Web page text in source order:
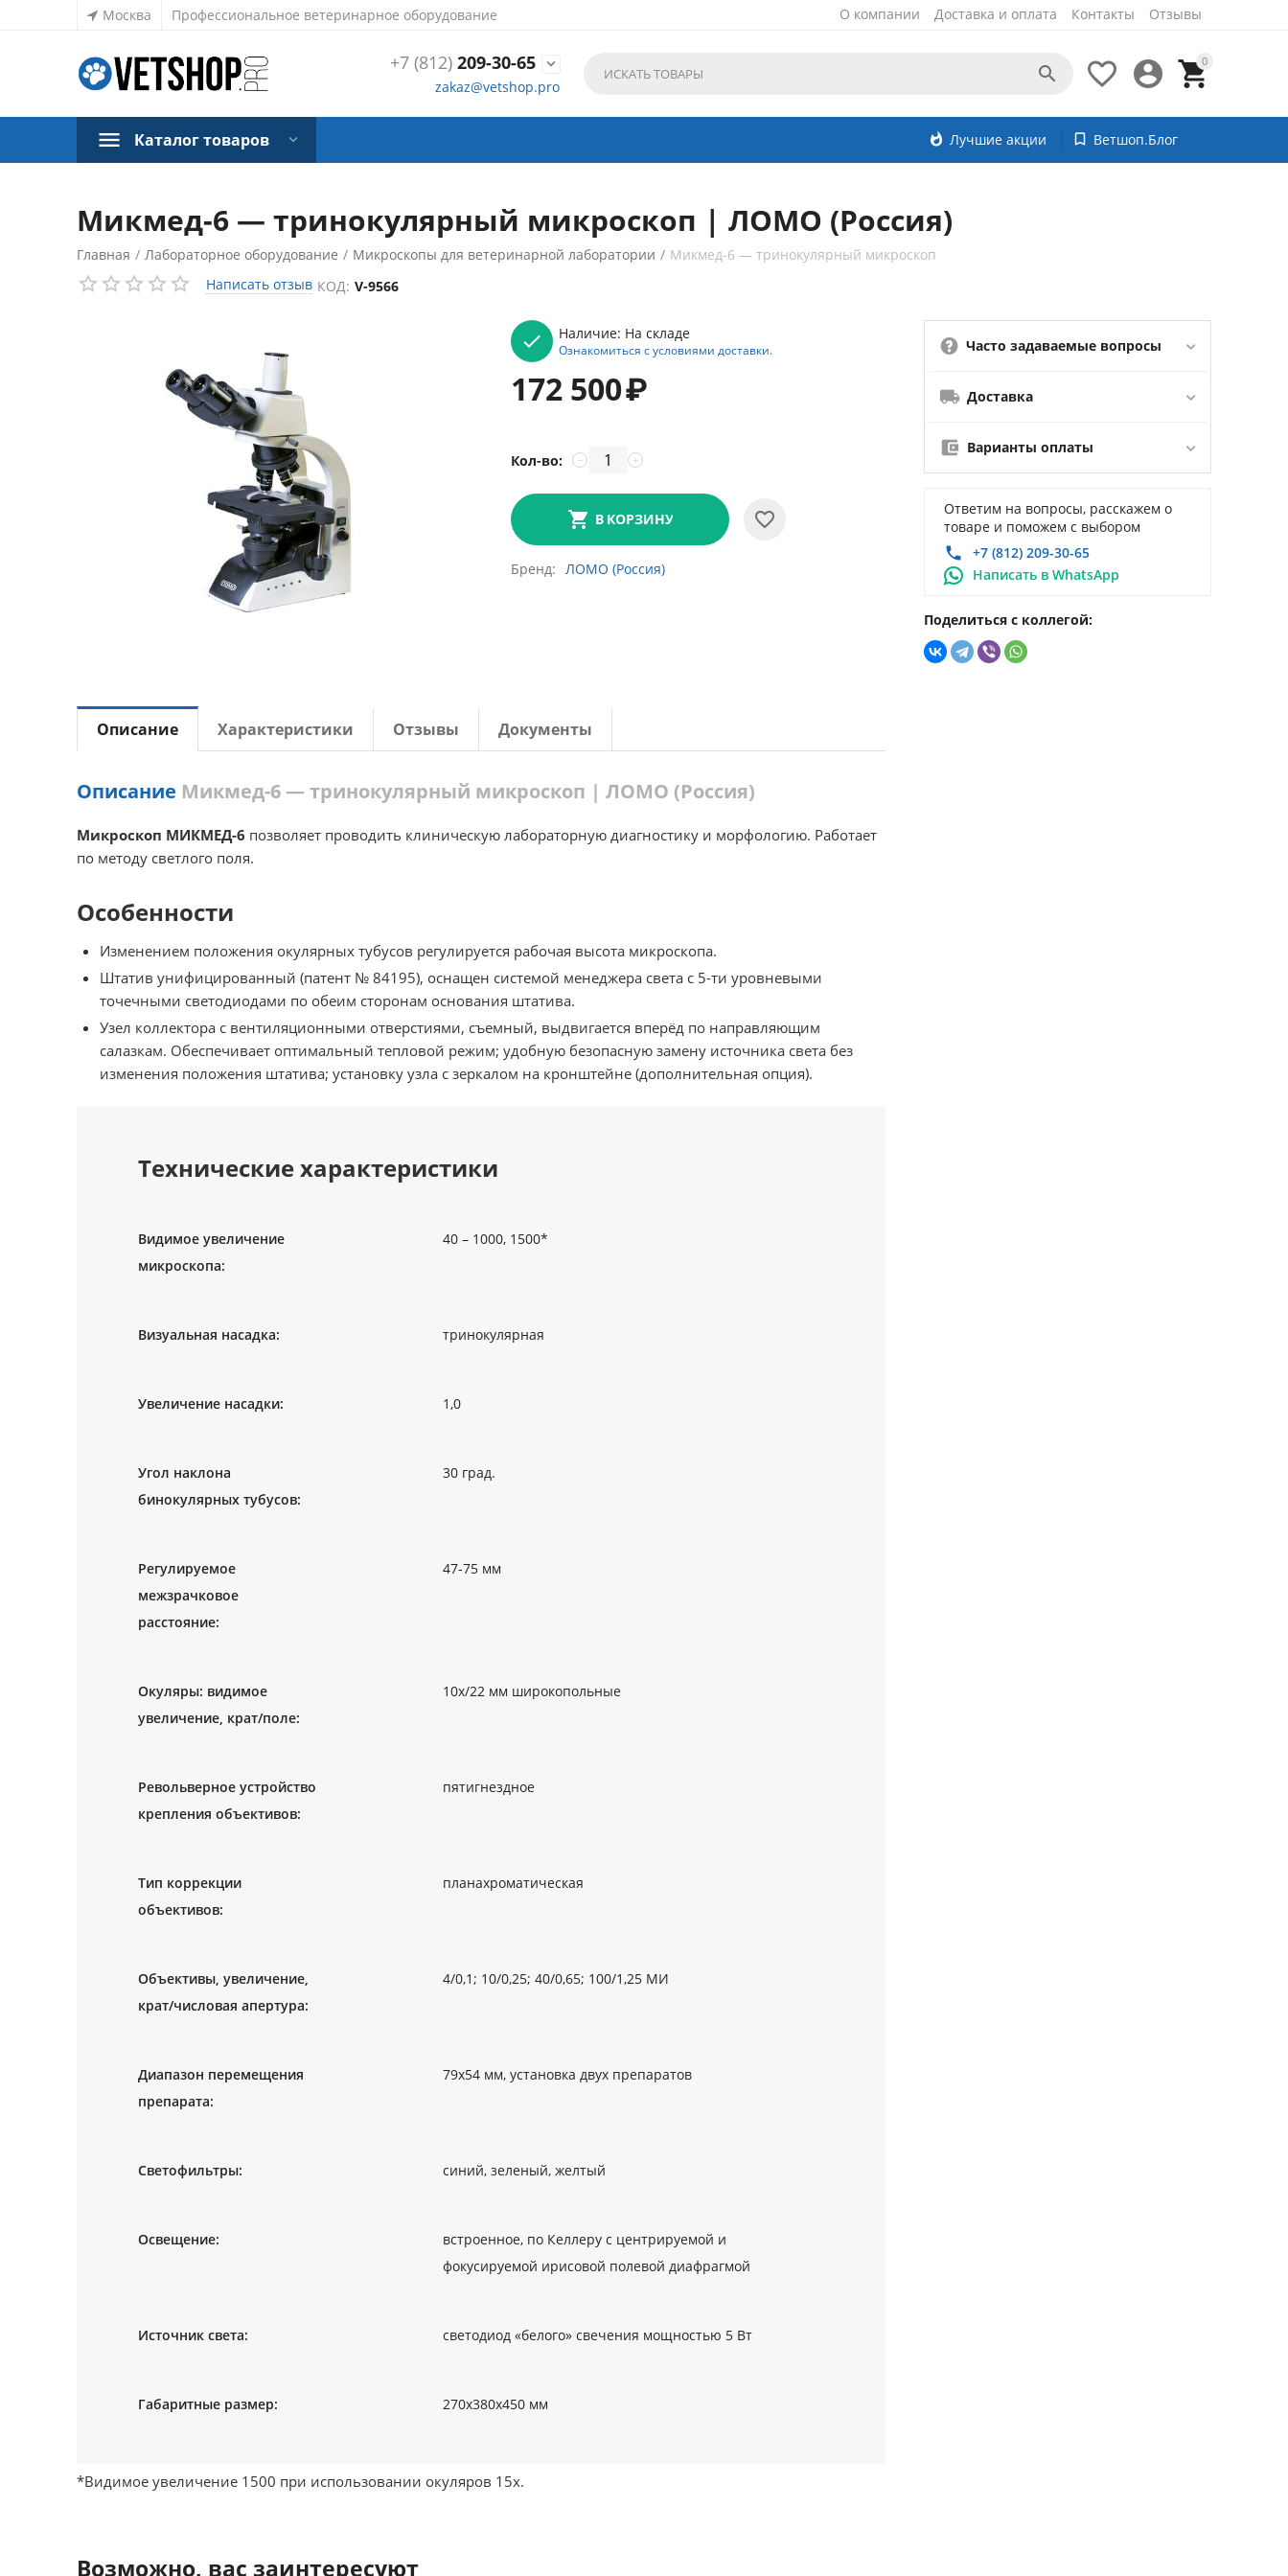
Москва Профессиональное ветеринарное оборудование О компании Доставка и оплата Контакты Отзывы
+7 (812)209-30-65 
zakaz@vetshop.pro
0




Каталог товаров whatshot Лучшие акции bookmark_border Ветшоп.Блог
Микмед-6 — тринокулярный микроскоп | ЛОМО (Россия)
Главная / Лабораторное оборудование / Микроскопы для ветеринарной лаборатории / Микмед-6 — тринокулярный микроскоп
Написать отзыв КОД: V-9566
Наличие: На складе
Ознакомиться с условиями доставки.
172 500₽
Кол-во: +
−
В КОРЗИНУ
Бренд ЛОМО (Россия)
Часто задаваемые вопросы
Доставка
Варианты оплаты
Ответим на вопросы, расскажем о
товаре и поможем с выбором
+7 (812) 209-30-65
Написать в WhatsApp
Поделиться с коллегой:
Описание Характеристики Отзывы Документы
Описание Микмед-6 — тринокулярный микроскоп | ЛОМО (Россия)
Микроскоп МИКМЕД-6 позволяет проводить клиническую лабораторную диагностику и морфологию. Работает
по методу светлого поля.
Особенности
Изменением положения окулярных тубусов регулируется рабочая высота микроскопа.
Штатив унифицированный (патент № 84195), оснащен системой менеджера света с 5-ти уровневыми
точечными светодиодами по обеим сторонам основания штатива.
Узел коллектора с вентиляционными отверстиями, съемный, выдвигается вперёд по направляющим
салазкам. Обеспечивает оптимальный тепловой режим; удобную безопасную замену источника света без
изменения положения штатива; установку узла с зеркалом на кронштейне (дополнительная опция).
Технические характеристики
Видимое увеличение
Угол наклона
Регулируемое
межзрачковое
Окуляры: видимое
Револьверное устройство
Тип коррекции
Объективы, увеличение,
Диапазон перемещения
встроенное, по Келлеру с центрируемой и
*Видимое увеличение 1500 при использовании окуляров 15х.
Возможно, вас заинтересуют